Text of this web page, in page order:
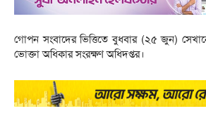
গোপন সংবাদের ভিত্তিতে বুধবার (২৫ জুন)
ভোক্তা অধিকার সংরক্ষণ অধিদপ্তর।